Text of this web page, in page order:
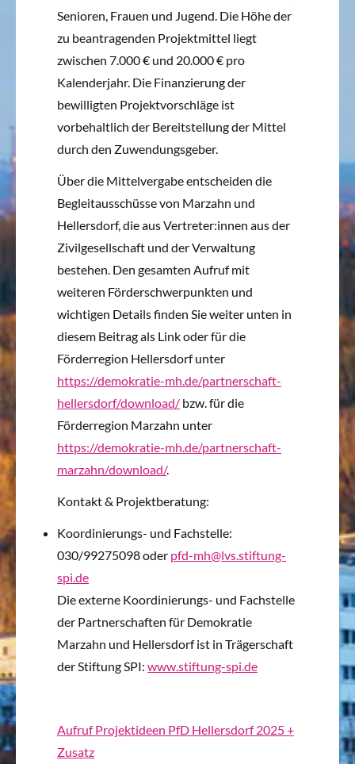
Senioren, Frauen und Jugend. Die Höhe der
zu beantragenden Projektmittel liegt
zwischen 7.000 € und 20.000 € pro
Kalenderjahr. Die Finanzierung der
bewilligten Projektvorschläge ist
vorbehaltlich der Bereitstellung der Mittel
durch den Zuwendungsgeber.
Über die Mittelvergabe entscheiden die
Begleitausschüsse von Marzahn und
Hellersdorf, die aus Vertreter:innen aus der
Zivilgesellschaft und der Verwaltung
bestehen. Den gesamten Aufruf mit
weiteren Förderschwerpunkten und
wichtigen Details finden Sie weiter unten in
diesem Beitrag als Link oder für die
Förderregion Hellersdorf unter
https://demokratie-mh.de/partnerschaft-
hellersdorf/download/ bzw. für die
Förderregion Marzahn unter
https://demokratie-mh.de/partnerschaft-
marzahn/download/.
Kontakt & Projektberatung:
Koordinierungs- und Fachstelle:
030/99275098 oder pfd-mh@lvs.stiftung-
spi.de
Die externe Koordinierungs- und Fachstelle
der Partnerschaften für Demokratie
Marzahn und Hellersdorf ist in Trägerschaft
der Stiftung SPI: www.stiftung-spi.de
Aufruf Projektideen PfD Hellersdorf 2025 +
Zusatz